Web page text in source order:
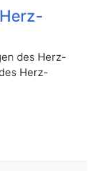
des Herz-
Herz-